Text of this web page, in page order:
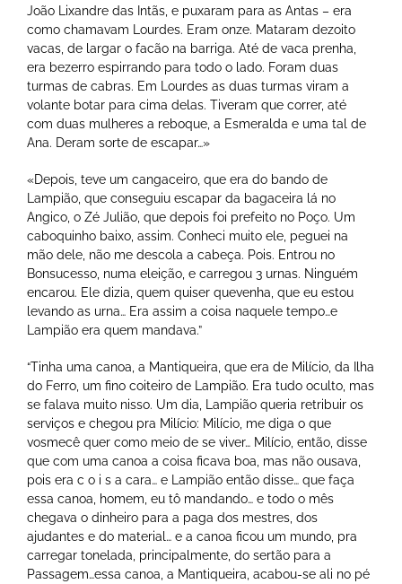
João Lixandre das Intãs, e puxaram para as Antas – era
como chamavam Lourdes. Eram onze. Mataram dezoito
vacas, de largar o facão na barriga. Até de vaca prenha,
era bezerro espirrando para todo o lado. Foram duas
turmas de cabras. Em Lourdes as duas turmas viram a
volante botar para cima delas. Tiveram que correr, até
com duas mulheres a reboque, a Esmeralda e uma tal de
Ana. Deram sorte de escapar…»
«Depois, teve um cangaceiro, que era do bando de
Lampião, que conseguiu escapar da bagaceira lá no
Angico, o Zé Julião, que depois foi prefeito no Poço. Um
caboquinho baixo, assim. Conheci muito ele, peguei na
mão dele, não me descola a cabeça. Pois. Entrou no
Bonsucesso, numa eleição, e carregou 3 urnas. Ninguém
encarou. Ele dizia, quem quiser quevenha, que eu estou
levando as urna… Era assim a coisa naquele tempo…e
Lampião era quem mandava.”
“Tinha uma canoa, a Mantiqueira, que era de Milício, da Ilha
do Ferro, um fino coiteiro de Lampião. Era tudo oculto, mas
se falava muito nisso. Um dia, Lampião queria retribuir os
serviços e chegou pra Milício: Milício, me diga o que
vosmecê quer como meio de se viver… Milício, então, disse
que com uma canoa a coisa ficava boa, mas não ousava,
pois era c o i s a cara… e Lampião então disse… que faça
essa canoa, homem, eu tô mandando… e todo o mês
chegava o dinheiro para a paga dos mestres, dos
ajudantes e do material… e a canoa ficou um mundo, pra
carregar tonelada, principalmente, do sertão para a
Passagem…essa canoa, a Mantiqueira, acabou-se ali no pé